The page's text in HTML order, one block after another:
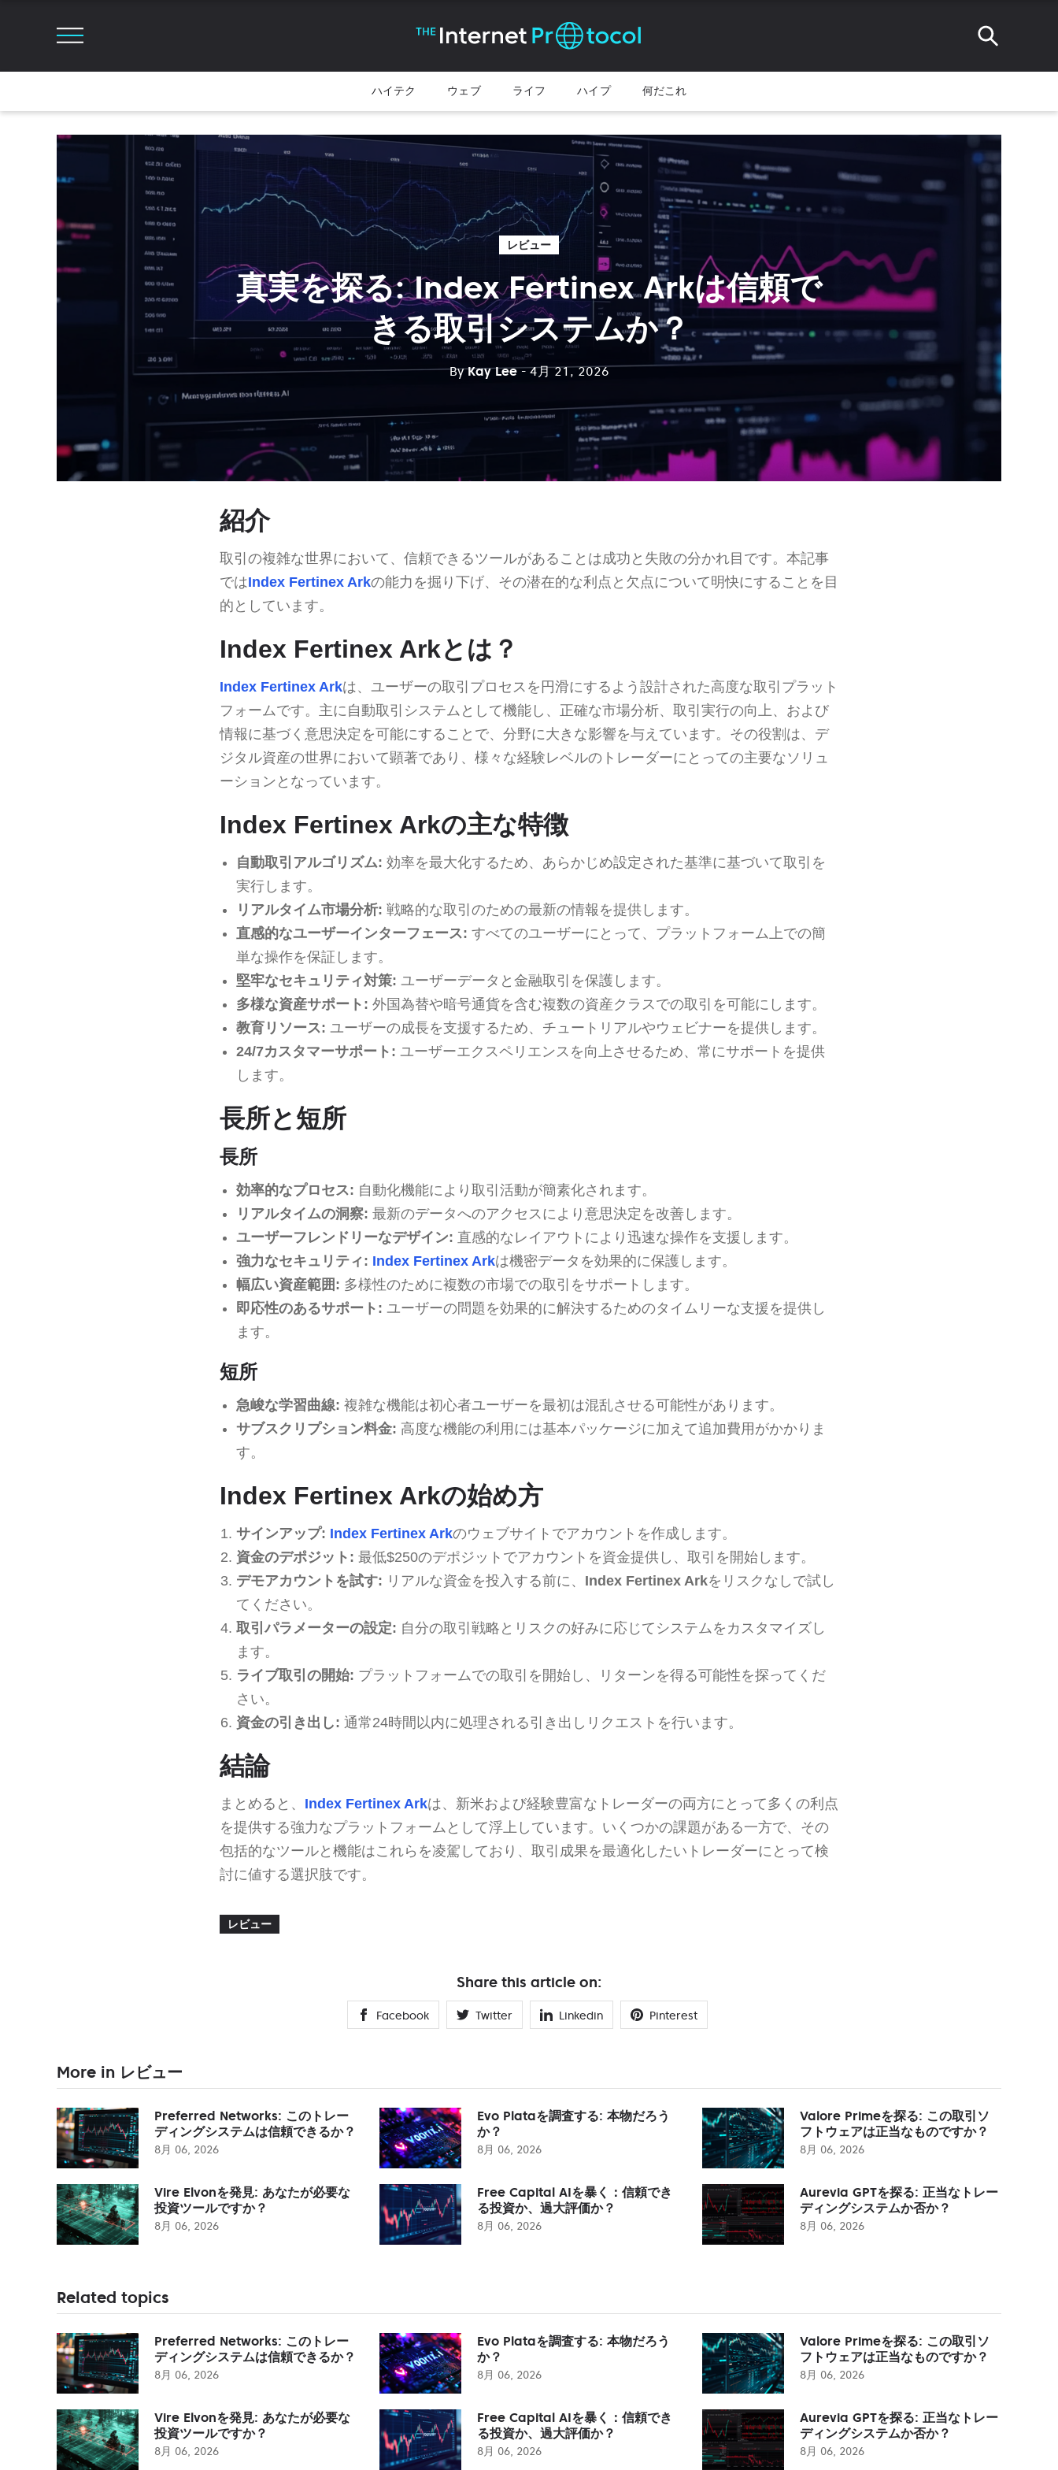
ハイテク ウェブ ライフ ハイプ 何だこれ
レビュー
真実を探る: Index Fertinex Arkは信頼で
きる取引システムか？
ByKay Lee - 4月 21, 2026
紹介
取引の複雑な世界において、信頼できるツールがあることは成功と失敗の分かれ目です。本記事
ではIndex Fertinex Arkの能力を掘り下げ、その潜在的な利点と欠点について明快にすることを目
的としています。
Index Fertinex Arkとは？
Index Fertinex Arkは、ユーザーの取引プロセスを円滑にするよう設計された高度な取引プラット
フォームです。主に自動取引システムとして機能し、正確な市場分析、取引実行の向上、および
情報に基づく意思決定を可能にすることで、分野に大きな影響を与えています。その役割は、デ
ジタル資産の世界において顕著であり、様々な経験レベルのトレーダーにとっての主要なソリュ
ーションとなっています。
Index Fertinex Arkの主な特徴
自動取引アルゴリズム: 効率を最大化するため、あらかじめ設定された基準に基づいて取引を
実行します。
リアルタイム市場分析: 戦略的な取引のための最新の情報を提供します。
直感的なユーザーインターフェース: すべてのユーザーにとって、プラットフォーム上での簡
単な操作を保証します。
堅牢なセキュリティ対策: ユーザーデータと金融取引を保護します。
多様な資産サポート: 外国為替や暗号通貨を含む複数の資産クラスでの取引を可能にします。
教育リソース: ユーザーの成長を支援するため、チュートリアルやウェビナーを提供します。
24/7カスタマーサポート: ユーザーエクスペリエンスを向上させるため、常にサポートを提供
します。
長所と短所
長所
効率的なプロセス: 自動化機能により取引活動が簡素化されます。
リアルタイムの洞察: 最新のデータへのアクセスにより意思決定を改善します。
ユーザーフレンドリーなデザイン: 直感的なレイアウトにより迅速な操作を支援します。
強力なセキュリティ: Index Fertinex Arkは機密データを効果的に保護します。
幅広い資産範囲: 多様性のために複数の市場での取引をサポートします。
即応性のあるサポート: ユーザーの問題を効果的に解決するためのタイムリーな支援を提供し
ます。
短所
急峻な学習曲線: 複雑な機能は初心者ユーザーを最初は混乱させる可能性があります。
サブスクリプション料金: 高度な機能の利用には基本パッケージに加えて追加費用がかかりま
す。
Index Fertinex Arkの始め方
サインアップ: Index Fertinex Arkのウェブサイトでアカウントを作成します。
資金のデポジット: 最低$250のデポジットでアカウントを資金提供し、取引を開始します。
デモアカウントを試す: リアルな資金を投入する前に、 Index Fertinex Arkをリスクなしで試し
てください。
取引パラメーターの設定: 自分の取引戦略とリスクの好みに応じてシステムをカスタマイズし
ます。
ライブ取引の開始: プラットフォームでの取引を開始し、リターンを得る可能性を探ってくだ
さい。
資金の引き出し: 通常24時間以内に処理される引き出しリクエストを行います。
結論
まとめると、 Index Fertinex Arkは、新米および経験豊富なトレーダーの両方にとって多くの利点
を提供する強力なプラットフォームとして浮上しています。いくつかの課題がある一方で、その
包括的なツールと機能はこれらを凌駕しており、取引成果を最適化したいトレーダーにとって検
討に値する選択肢です。
レビュー
Share this article on:
Facebook Twitter Linkedin Pinterest
More in レビュー
Preferred Networks: このトレー
ディングシステムは信頼できるか？
8月 06, 2026
Evo Plataを調査する: 本物だろう
か？
8月 06, 2026
Valore Primeを探る: この取引ソ
フトウェアは正当なものですか？
8月 06, 2026
Vire Elvonを発見: あなたが必要な
投資ツールですか？
8月 06, 2026
Free Capital AIを暴く：信頼でき
る投資か、過大評価か？
8月 06, 2026
Aurevia GPTを探る: 正当なトレー
ディングシステムか否か？
8月 06, 2026
Related topics
Preferred Networks: このトレー
ディングシステムは信頼できるか？
8月 06, 2026
Evo Plataを調査する: 本物だろう
か？
8月 06, 2026
Valore Primeを探る: この取引ソ
フトウェアは正当なものですか？
8月 06, 2026
Vire Elvonを発見: あなたが必要な
投資ツールですか？
8月 06, 2026
Free Capital AIを暴く：信頼でき
る投資か、過大評価か？
8月 06, 2026
Aurevia GPTを探る: 正当なトレー
ディングシステムか否か？
8月 06, 2026